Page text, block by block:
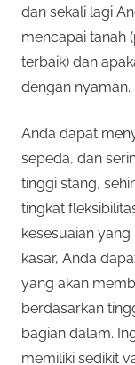
dan sekali lagi
mencapai tanah
terbaik) dan
dengan nyaman.
Anda dapat
sepeda, dan
tinggi stang,
tingkat
kesesuaian
kasar, Anda
yang akan
berdasarkan
bagian dalam.
memiliki sedikit